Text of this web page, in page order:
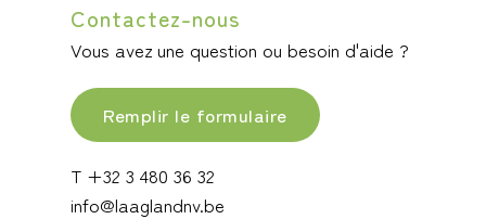
Contactez-nous
Vous avez une question ou besoin d'aide ?
Remplir le formulaire
T +32 3 480 36 32
info@laaglandnv.be